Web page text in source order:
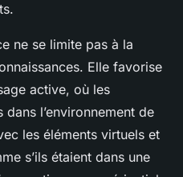
ne se limite pas à la
Elle favorise
active, où les
l’environnement de
les éléments virtuels et
s’ils étaient dans une